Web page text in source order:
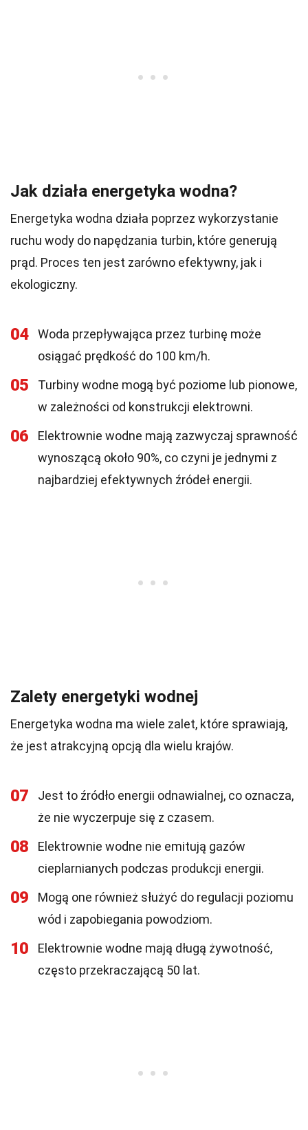
Jak działa energetyka wodna?
Energetyka wodna działa poprzez wykorzystanie
ruchu wody do napędzania turbin, które generują
prąd. Proces ten jest zarówno efektywny, jak i
ekologiczny.
04
Woda przepływająca przez turbinę może
osiągać prędkość do 100 km/h.
05
Turbiny wodne mogą być poziome lub pionowe,
w zależności od konstrukcji elektrowni.
06
Elektrownie wodne mają zazwyczaj sprawność
wynoszącą około 90%, co czyni je jednymi z
najbardziej efektywnych źródeł energii.
Zalety energetyki wodnej
Energetyka wodna ma wiele zalet, które sprawiają,
że jest atrakcyjną opcją dla wielu krajów.
07
Jest to źródło energii odnawialnej, co oznacza,
że nie wyczerpuje się z czasem.
08
Elektrownie wodne nie emitują gazów
cieplarnianych podczas produkcji energii.
09
Mogą one również służyć do regulacji poziomu
wód i zapobiegania powodziom.
10
Elektrownie wodne mają długą żywotność,
często przekraczającą 50 lat.